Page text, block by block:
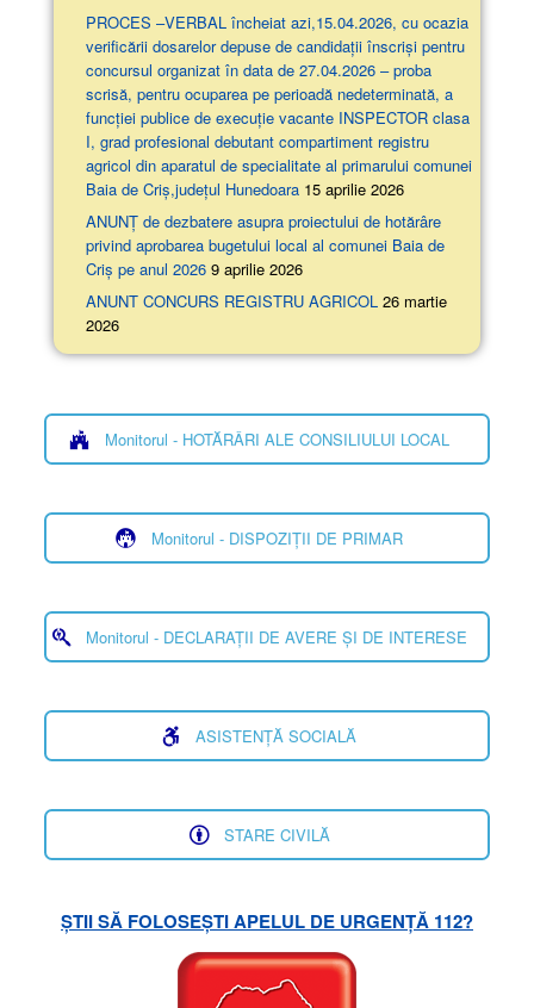
PROCES –VERBAL încheiat azi,15.04.2026, cu ocazia
verificării dosarelor depuse de candidații înscriși pentru
concursul organizat în data de 27.04.2026 – proba
scrisă, pentru ocuparea pe perioadă nedeterminată, a
funcției publice de execuție vacante INSPECTOR clasa
I, grad profesional debutant compartiment registru
agricol din aparatul de specialitate al primarului comunei
Baia de Criș,județul Hunedoara 15 aprilie 2026
ANUNȚ de dezbatere asupra proiectului de hotărâre
privind aprobarea bugetului local al comunei Baia de
Criș pe anul 2026 9 aprilie 2026
ANUNT CONCURS REGISTRU AGRICOL 26 martie
2026
Monitorul - HOTĂRÂRI ALE CONSILIULUI LOCAL
Monitorul - DISPOZIȚII DE PRIMAR
Monitorul - DECLARAȚII DE AVERE ȘI DE INTERESE
ASISTENȚĂ SOCIALĂ
STARE CIVILĂ
ȘTII SĂ FOLOSEȘTI APELUL DE URGENȚĂ 112?